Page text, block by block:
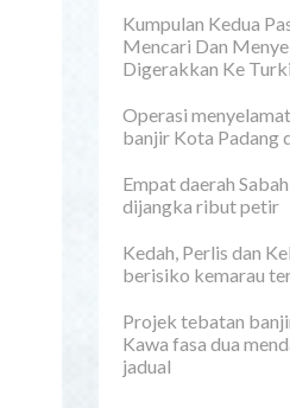
Kumpulan Kedua
Mencari Dan
Digerakkan Ke
Operasi
banjir Kota Padang
Empat daerah
dijangka ribut petir
Kedah, Perlis dan
berisiko kemarau
Projek tebatan
Kawa fasa dua
jadual